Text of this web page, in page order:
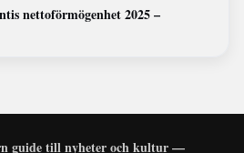
nettoförmögenhet 2025 –
guide till nyheter och kultur —